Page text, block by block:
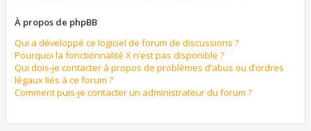
À propos de phpBB
Qui a développé ce logiciel de forum de discussions ?
Pourquoi la fonctionnalité X n’est pas disponible ?
Qui dois-je contacter à propos de problèmes d’abus ou d’ordres
légaux liés à ce forum ?
Comment puis-je contacter un administrateur du forum ?